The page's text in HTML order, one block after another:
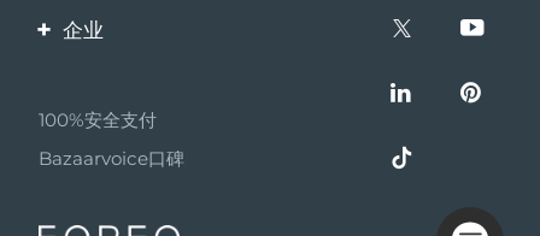
保修与退换货
产品注册
企业
伙伴计划
联盟新闻
100%安全支付
Bazaarvoice口碑